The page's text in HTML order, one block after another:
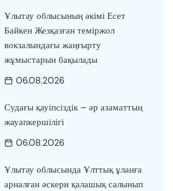
Ұлытау облысының әкімі Есет
Байкен Жезқазған теміржол
вокзалындағы жаңғырту
жұмыстарын бақылады
06.08.2026
Судағы қауіпсіздік – әр азаматтың
жауапкершілігі
06.08.2026
Ұлытау облысында Ұлттық ұланға
арналған әскери қалашық салынып